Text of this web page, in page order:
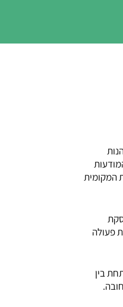
המקומית
פעולה
בין